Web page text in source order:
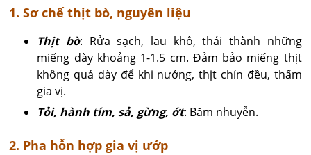
1. Sơ chế thịt bò, nguyên liệu
Thịt bò: Rửa sạch, lau khô, thái thành những
miếng dày khoảng 1-1.5 cm. Đảm bảo miếng thịt
không quá dày để khi nướng, thịt chín đều, thấm
gia vị.
Tỏi, hành tím, sả, gừng, ớt: Băm nhuyễn.
2. Pha hỗn hợp gia vị ướp